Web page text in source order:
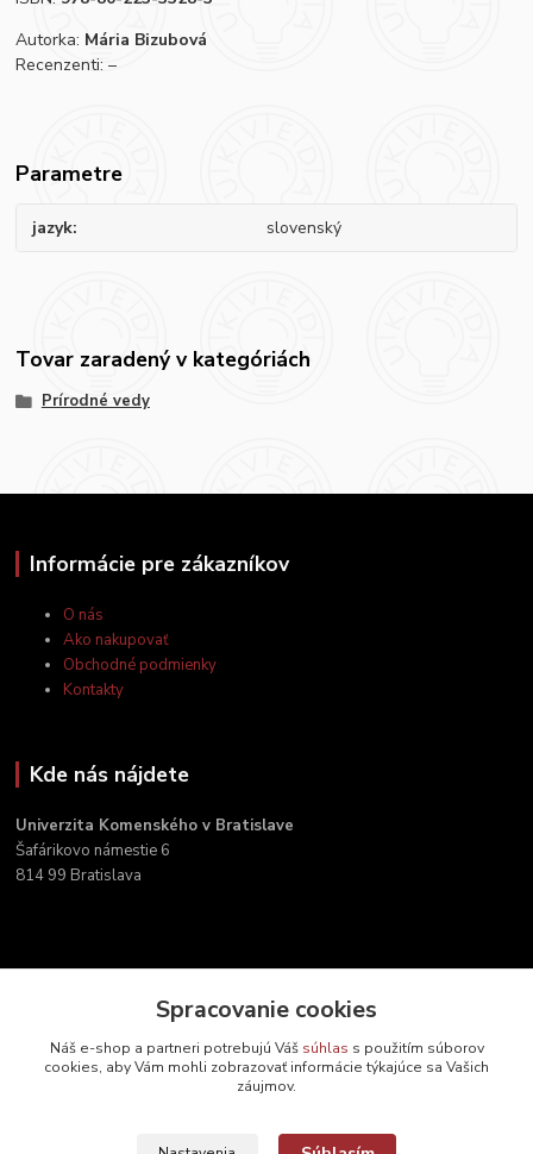
Autorka: Mária Bizubová
Recenzenti: –
Parametre
jazyk slovenský
Tovar zaradený v kategóriách
Prírodné vedy
Informácie pre zákazníkov
O nás
Ako nakupovať
Obchodné podmienky
Kontakty
Kde nás nájdete
Univerzita Komenského v Bratislave
Šafárikovo námestie 6
814 99 Bratislava
Kontakty
Zákaznícka podpora
Spracovanie cookies
Náš e-shop a partneri potrebujú Váš súhlas s použitím súborov
cookies, aby Vám mohli zobrazovať informácie týkajúce sa Vašich
záujmov.